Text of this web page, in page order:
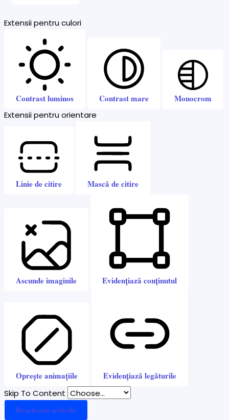
Extensii pentru culori
Contrast luminos Contrast mare Monocrom
Extensii pentru orientare
Linie de citire Mască de citire
Ascunde imaginile Evidențiază conținutul
Oprește animațiile Evidențiază legăturile
Skip To Content
Resetează setările